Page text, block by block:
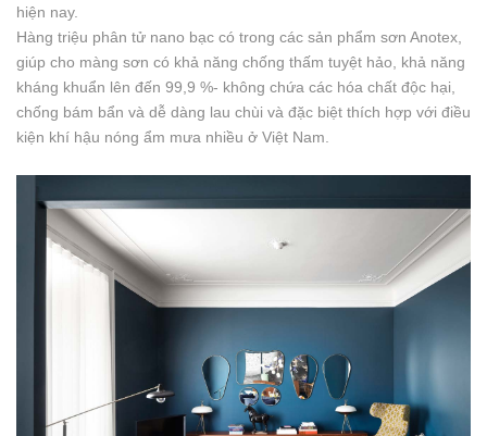
hiện nay.
Hàng triệu phân tử nano bạc có trong các sản phẩm sơn Anotex,
giúp cho màng sơn có khả năng chống thấm tuyệt hảo, khả năng
kháng khuẩn lên đến 99,9 %- không chứa các hóa chất độc hại,
chống bám bẩn và dễ dàng lau chùi và đặc biệt thích hợp với điều
kiện khí hậu nóng ẩm mưa nhiều ở Việt Nam.